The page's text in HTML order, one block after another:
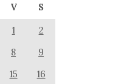
V
S
1
2
8
9
15
16